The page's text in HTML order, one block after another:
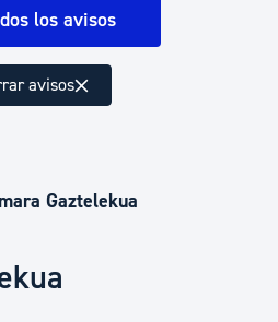
los avisos
avisos
Gaztelekua